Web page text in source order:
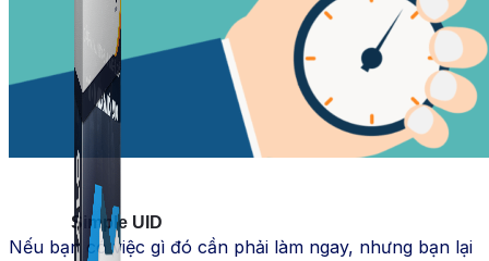
Simple UID
Nếu bạn có việc gì đó cần phải làm ngay, nhưng bạn lại